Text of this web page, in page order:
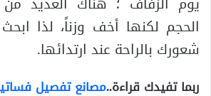
الحجم لكنها أخف وزناً، لذا
شعورك بالراحة عند ارتدائها.
ربما تفيدك قراءة..مصانع تفصيل